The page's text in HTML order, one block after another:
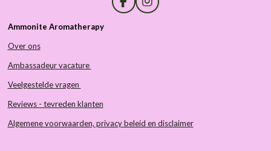
F
a
I
n
Ammonite Aromatherapy
Over ons
Ambassadeur vacature
Veelgestelde vragen
Reviews - tevreden klanten
Algemene voorwaarden, privacy beleid en disclaimer